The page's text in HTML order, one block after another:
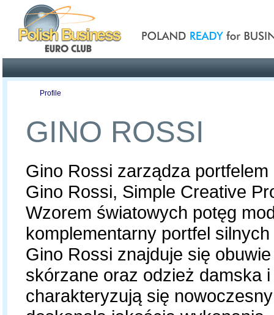
Profile
GINO ROSSI
Gino Rossi zarządza
Gino Rossi, Simple Creative
Wzorem światowych potęg
komplementarny portfel
Gino Rossi znajduje się
skórzane oraz odzież damska
charakteryzują się